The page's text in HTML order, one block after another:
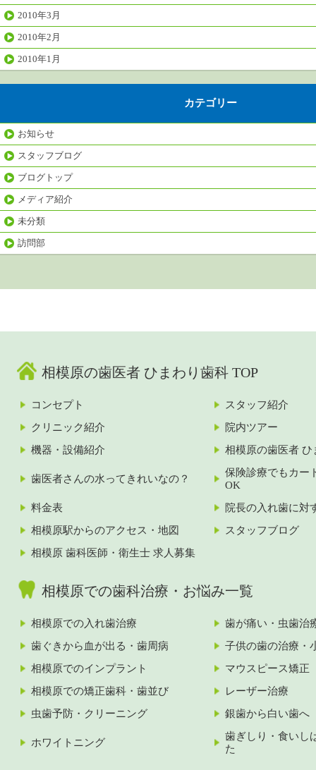
2010年3月
2010年2月
2010年1月
カテゴリー
お知らせ
スタッフブログ
ブログトップ
メディア紹介
未分類
訪問部
相模原の歯医者 ひまわり歯科 TOP
コンセプト
スタッフ紹介
クリニック紹介
院内ツアー
機器・設備紹介
相模原の歯医者 ひ
歯医者さんの水ってきれいなの？
保険診療でもカー
OK
料金表
院長の入れ歯に対
相模原駅からのアクセス・地図
スタッフブログ
相模原 歯科医師・衛生士 求人募集
相模原での歯科治療・お悩み一覧
相模原での入れ歯治療
歯が痛い・虫歯治
歯ぐきから血が出る・歯周病
子供の歯の治療・
相模原でのインプラント
マウスピース矯正
相模原での矯正歯科・歯並び
レーザー治療
虫歯予防・クリーニング
銀歯から白い歯へ
ホワイトニング
歯ぎしり・食いし
た